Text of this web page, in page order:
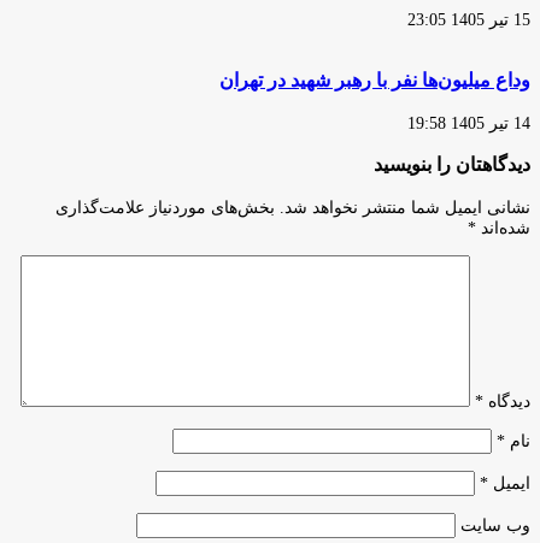
15 تیر 1405 23:05
وداع میلیون‌ها نفر با رهبر شهید در تهران
14 تیر 1405 19:58
دیدگاهتان را بنویسید
نشانی ایمیل شما منتشر نخواهد شد.
بخش‌های موردنیاز علامت‌گذاری
شده‌اند *
دیدگاه *
نام *
ایمیل *
وب‌ سایت